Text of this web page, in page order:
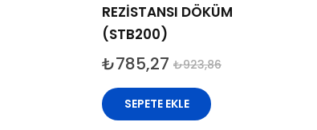
REZİSTANSI DÖKÜM
(STB200)
₺923,86
₺785,27
SEPETE EKLE